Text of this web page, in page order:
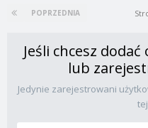
POPRZEDNIA
Jeśli chcesz
lub
Jedynie zarejestrowani